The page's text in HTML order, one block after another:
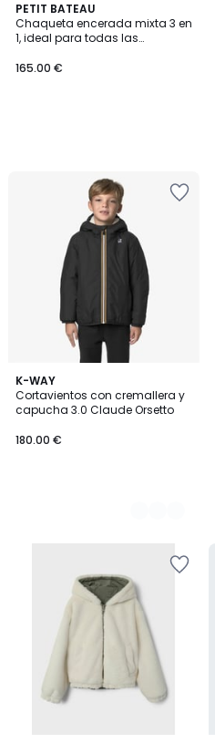
PETIT BATEAU
Chaqueta encerada mixta 3 en
1, ideal para todas las
165.00 €
K-WAY
Cortavientos con cremallera y
capucha 3.0 Claude Orsetto
180.00 €
2
Colores